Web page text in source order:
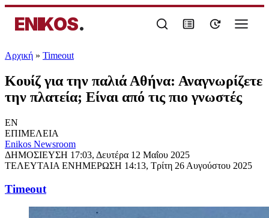
ENIKOS.
Αρχική » Timeout
Κουίζ για την παλιά Αθήνα: Αναγνωρίζετε
την πλατεία; Είναι από τις πιο γνωστές
EN
ΕΠΙΜΕΛΕΙΑ
Enikos Newsroom
ΔΗΜΟΣΙΕΥΣΗ 17:03, Δευτέρα 12 Μαΐου 2025
ΤΕΛΕΥΤΑΙΑ ΕΝΗΜΕΡΩΣΗ 14:13, Τρίτη 26 Αυγούστου 2025
Timeout